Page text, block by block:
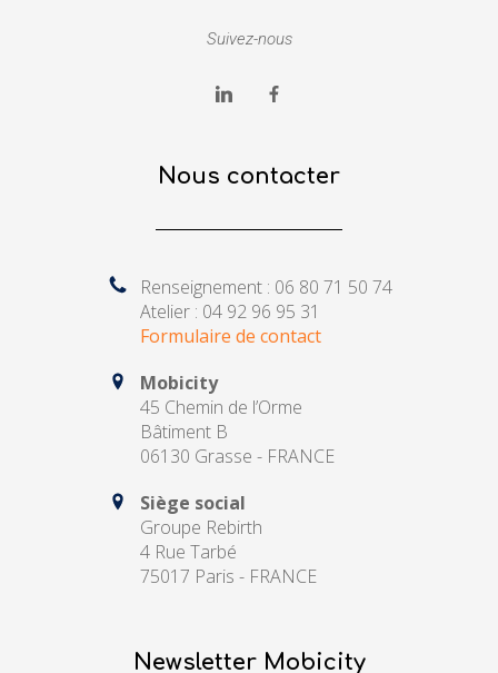
Suivez-nous
Nous contacter
Renseignement : 06 80 71 50 74
Atelier : 04 92 96 95 31
Formulaire de contact
Mobicity
45 Chemin de l’Orme
Bâtiment B
06130 Grasse - FRANCE
Siège social
Groupe Rebirth
4 Rue Tarbé
75017 Paris - FRANCE
Newsletter Mobicity